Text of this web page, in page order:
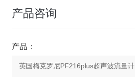
产品咨询
产品：